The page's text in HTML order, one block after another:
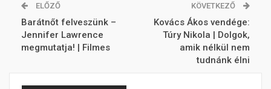
ELŐZŐ
Barátnőt felveszünk –
Jennifer Lawrence
megmutatja! | Filmes
KÖVETKEZŐ
Kovács Ákos vendége:
Túry Nikola | Dolgok,
amik nélkül nem
tudnánk élni